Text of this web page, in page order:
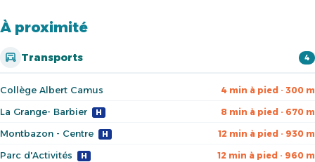
À proximité
Transports 4
Collège Albert Camus 4 min à pied · 300 m
La Grange- Barbier H 8 min à pied · 670 m
Montbazon - Centre H 12 min à pied · 930 m
Parc d'Activités H 12 min à pied · 960 m